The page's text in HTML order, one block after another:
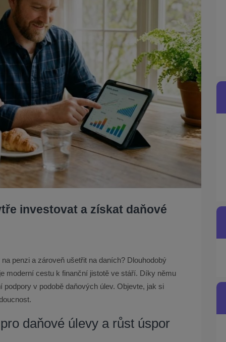
investovat a získat daňové
penzi a zároveň ušetřit na daních? Dlouhodobý
moderní cestu k finanční jistotě ve stáří. Díky němu
v podobě daňových úlev. Objevte, jak si
daňové úlevy a růst úspor